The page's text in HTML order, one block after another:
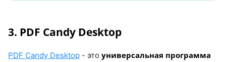
3. PDF Candy Desktop
PDF Candy Desktop - это универсальная программа